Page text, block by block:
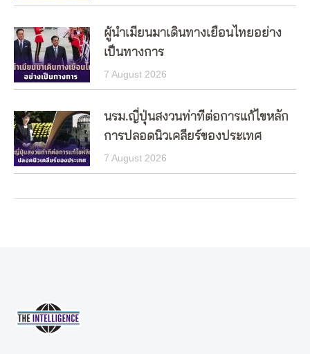
ผู้นำเมียนมาเดินทางเยือนไทยอย่าง
เป็นทางการ
7 August 2026
นรม.ญี่ปุ่นสงวนท่าทีต่อการแก้ไขหลัก
การปลอดนิวเคลียร์ของประเทศ
7 August 2026